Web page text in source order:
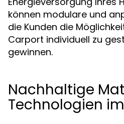
können modulare und
die Kunden die
Carport individuell zu
gewinnen.
Nachhaltige
Technologien